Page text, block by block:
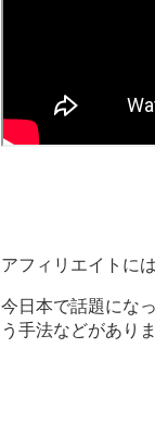
アフィリエイトに
今日本で話題にな
う手法などがありま